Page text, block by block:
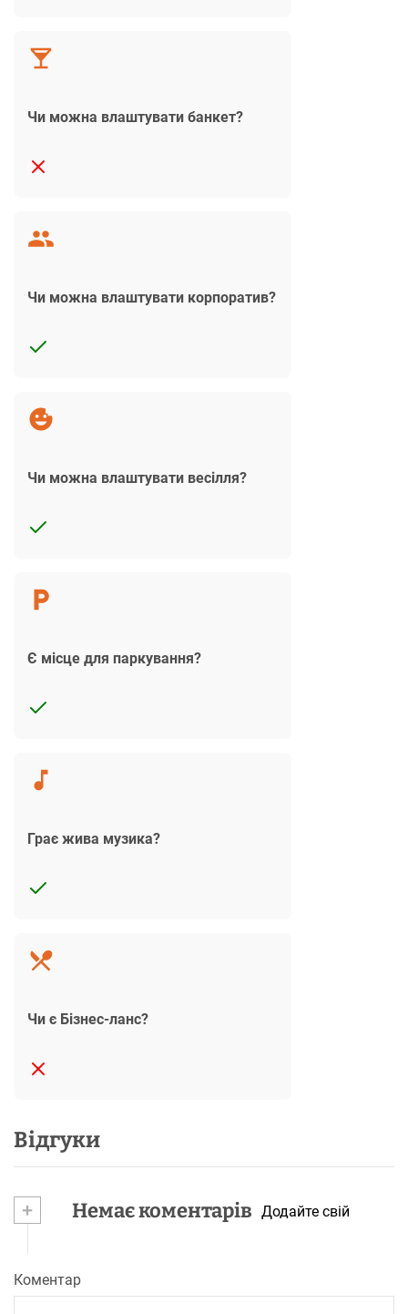
Чи можна влаштувати банкет?
Чи можна влаштувати корпоратив?
Чи можна влаштувати весілля?
Є місце для паркування?
Грає жива музика?
Чи є Бізнес-ланс?
Відгуки
+ Немає коментарів Додайте свій
Коментар